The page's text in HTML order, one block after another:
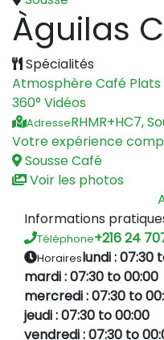
Àguilas
Spécialités
AtmosphèreCafé
360° Vidéos
AdresseRHMR+HC7,
Votre expérience
SousseCafé
Voir les photos
Informations
Téléphone+216 24
Horaireslundi : 07:30
mardi : 07:30 to 00:00
mercredi : 07:30 to
jeudi : 07:30 to 00:00
vendredi : 07:30 to